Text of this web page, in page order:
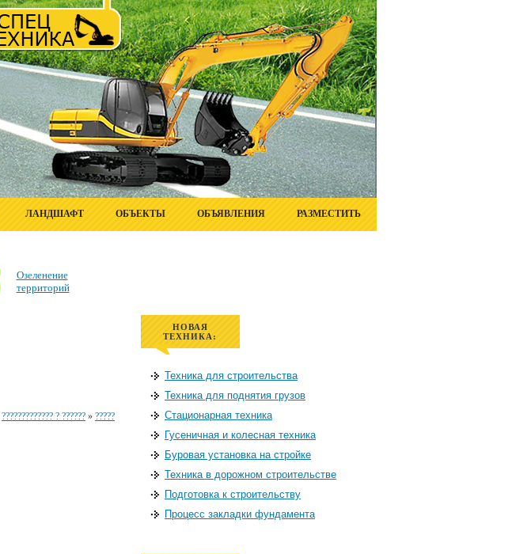
ЛАНДШАФТ ОБЪЕКТЫ ОБЪЯВЛЕНИЯ РАЗМЕСТИТЬ
Озеленение
территорий
????????????? ? ?????? » ?????
НОВАЯ
ТЕХНИКА:
Техника для строительства
Техника для поднятия грузов
Стационарная техника
Гусеничная и колесная техника
Буровая установка на стройке
Техника в дорожном строительстве
Подготовка к строительству
Процесс закладки фундамента